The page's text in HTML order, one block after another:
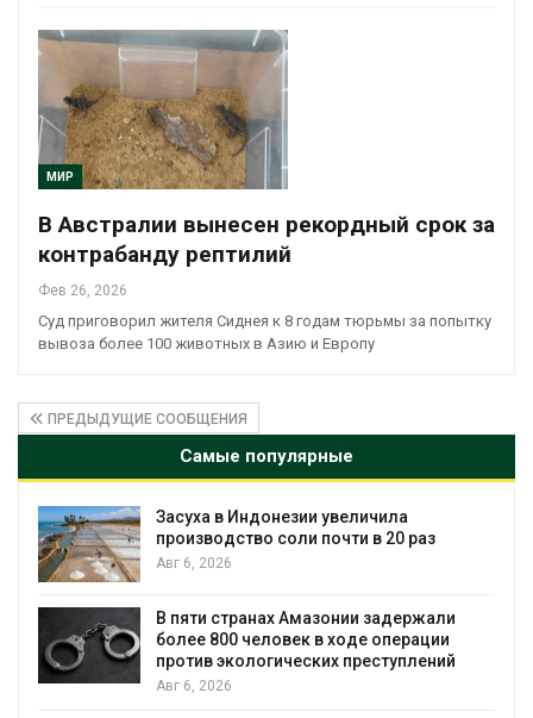
МИР
В Австралии вынесен рекордный срок за
контрабанду рептилий
Фев 26, 2026
Суд приговорил жителя Сиднея к 8 годам тюрьмы за попытку
вывоза более 100 животных в Азию и Европу
ПРЕДЫДУЩИЕ СООБЩЕНИЯ
Самые популярные
в Индонезии увеличила
соли почти в 20 раз
2026
странах Амазонии задержали
800 человек в ходе операции
экологических преступлений
2026